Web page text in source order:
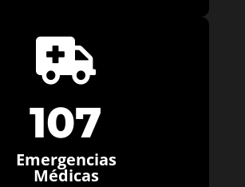

107
Emergencias
Médicas